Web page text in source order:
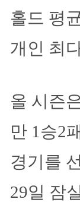
홀드 평
개인 최
올 시즌
만 1승2
경기를
29일 잠